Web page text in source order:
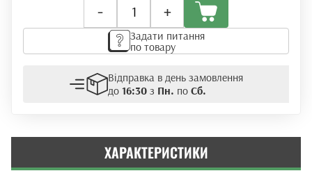
-
дефектоскоп
Spectra
20
МВт
+
Задати питання
по товару
Відправка в день замовлення
до 16:30з Пн. по Сб.
ХАРАКТЕРИСТИКИ